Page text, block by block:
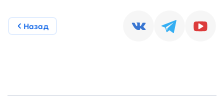
Назад